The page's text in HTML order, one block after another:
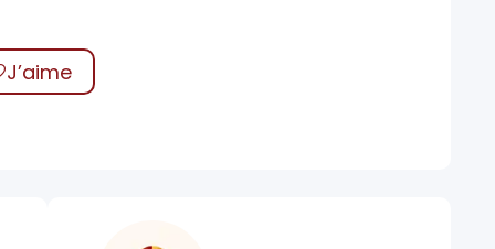
J’aime